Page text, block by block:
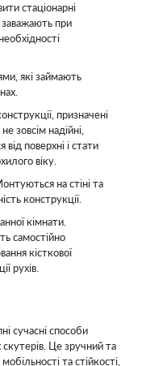
стаціонарні
заважають при
які займають
призначені
зовсім надійні,
поверхні і стати
віку.
на стіні та
конструкції.
кімнати.
самостійно
кісткової
рухів.
сучасні способи
Це зручний та
та стійкості,